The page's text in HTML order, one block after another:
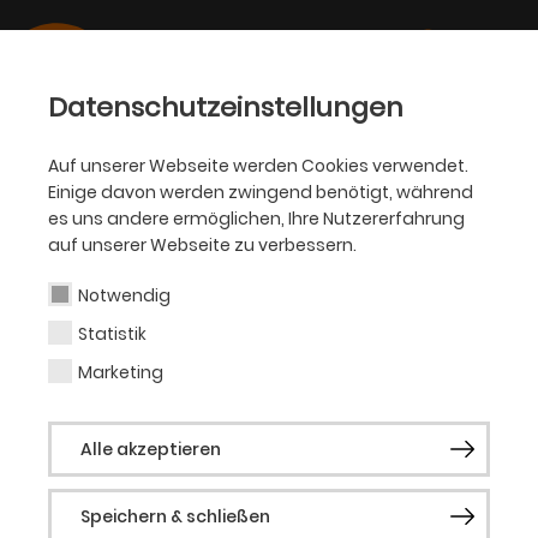
Datenschutzeinstellungen
Auf unserer Webseite werden Cookies verwendet.
Einige davon werden zwingend benötigt, während
es uns andere ermöglichen, Ihre Nutzererfahrung
auf unserer Webseite zu verbessern.
Notwendig
Statistik
Marketing
Alle akzeptieren
Speichern & schließen
OPER
Dr. Merle Fahrholz
Ab der Spielzeit 2018/19 war Dr. Merle
Fahrholz Chefdramaturgin und
Dortmund. Zuvor arbeitete sie als
Dramaturgin für Musiktheater am
Nationaltheater Mannheim, am Theater
und Orchester Heidelberg sowie am